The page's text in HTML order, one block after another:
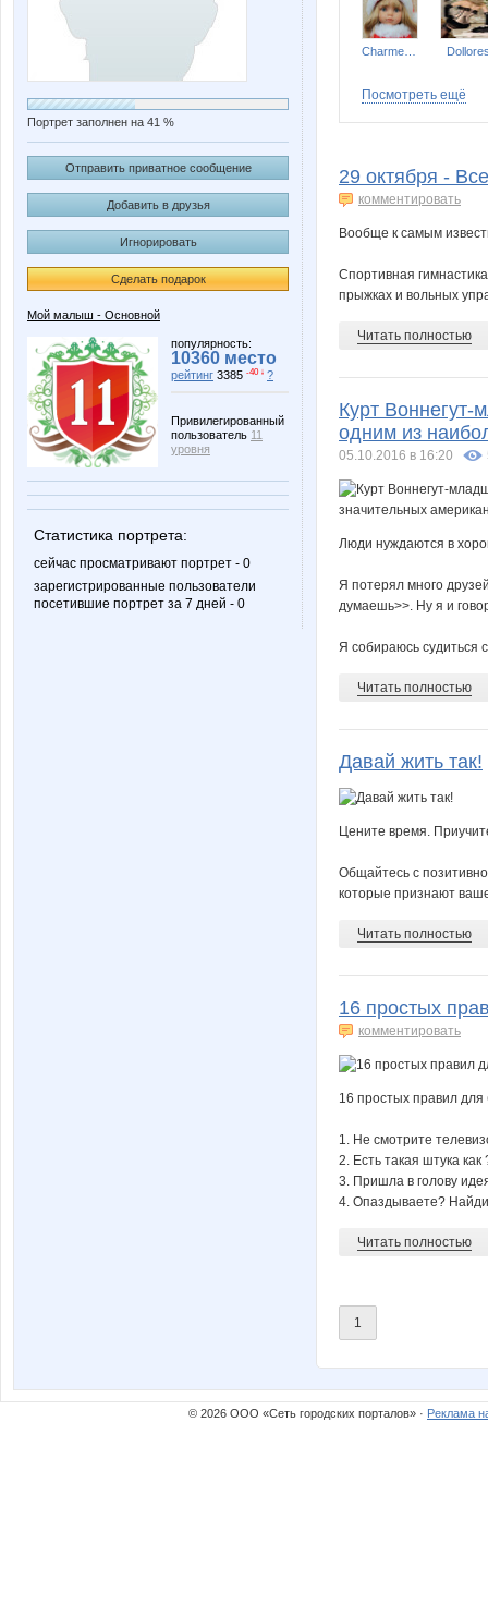
Портрет заполнен на 41 %
Отправить приватное сообщение
Добавить в друзья
Игнорировать
Сделать подарок
Мой малыш - Основной
популярность:
10360 место
рейтинг 3385 -40 ↓ ?
Привилегированный
пользователь 11
уровня
Статистика портрета:
сейчас просматривают портрет - 0
зарегистрированные пользователи
посетившие портрет за 7 дней - 0
enotVK evk77
persikOFF stauri
Посмотреть ещё
29 октября -
комментировать
Вообще к самым
Спортивная
прыжках и вольных
Читать полностью
Курт Воннегут-
одним из
05.10.2016 в 16:20
Люди нуждаются в
Я потерял много
думаешь>>. Ну я и
Я собираюсь судиться
Читать полностью
Давай жить так!
Цените время.
Общайтесь с
которые признают
Читать полностью
16 простых
комментировать
16 простых правил
1. Не смотрите
2. Есть такая штука
3. Пришла в голову
4. Опаздываете?
Читать полностью
1
© 2026 ООО «Сеть городских порталов» · Реклама